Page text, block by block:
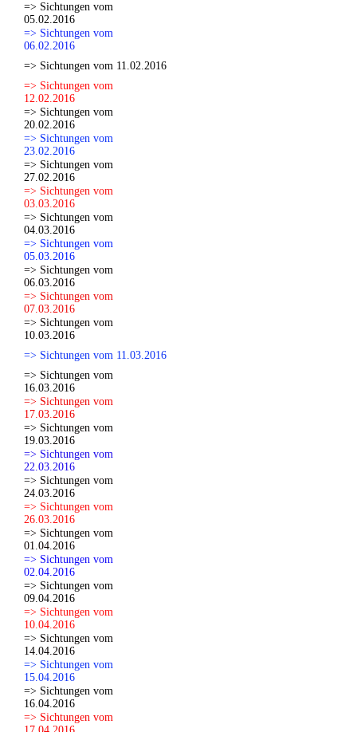
=> Sichtungen vom
05.02.2016
=> Sichtungen vom
06.02.2016
=> Sichtungen vom 11.02.2016
=> Sichtungen vom
12.02.2016
=> Sichtungen vom
20.02.2016
=> Sichtungen vom
23.02.2016
=> Sichtungen vom
27.02.2016
=> Sichtungen vom
03.03.2016
=> Sichtungen vom
04.03.2016
=> Sichtungen vom
05.03.2016
=> Sichtungen vom
06.03.2016
=> Sichtungen vom
07.03.2016
=> Sichtungen vom
10.03.2016
=> Sichtungen vom 11.03.2016
=> Sichtungen vom
16.03.2016
=> Sichtungen vom
17.03.2016
=> Sichtungen vom
19.03.2016
=> Sichtungen vom
22.03.2016
=> Sichtungen vom
24.03.2016
=> Sichtungen vom
26.03.2016
=> Sichtungen vom
01.04.2016
=> Sichtungen vom
02.04.2016
=> Sichtungen vom
09.04.2016
=> Sichtungen vom
10.04.2016
=> Sichtungen vom
14.04.2016
=> Sichtungen vom
15.04.2016
=> Sichtungen vom
16.04.2016
=> Sichtungen vom